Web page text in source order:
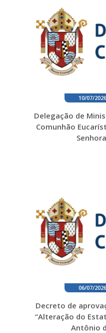
10/07/2026
Delegação de
Comunhão
06/07/2026
Decreto de
“Alteração do
Antônio